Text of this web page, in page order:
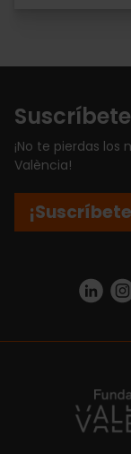
¡No te pierdas
València!
https://
https://